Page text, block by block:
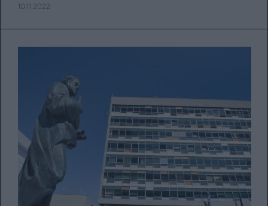
10.11.2022